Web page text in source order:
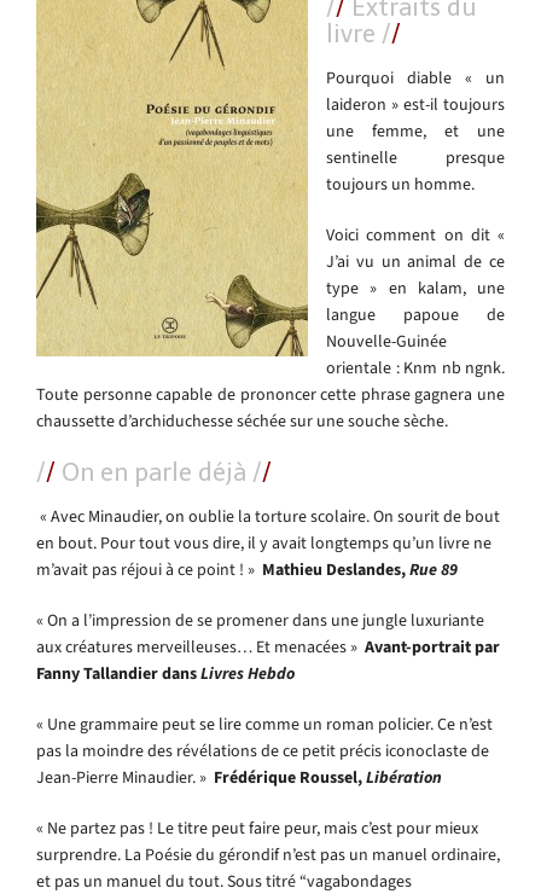
// Extraits du
livre //
Pourquoi diable « un
laideron » est-il toujours
une femme, et une
sentinelle presque
toujours un homme.
Voici comment on dit «
J’ai vu un animal de ce
type » en kalam, une
langue papoue de
Nouvelle-Guinée
orientale : Knm nb ngnk.
Toute personne capable de prononcer cette phrase gagnera une
chaussette d’archiduchesse séchée sur une souche sèche.
// On en parle déjà //
« Avec Minaudier, on oublie la torture scolaire. On sourit de bout
en bout. Pour tout vous dire, il y avait longtemps qu’un livre ne
m’avait pas réjoui à ce point ! » Mathieu Deslandes,Rue 89
« On a l’impression de se promener dans une jungle luxuriante
aux créatures merveilleuses… Et menacées » Avant-portrait par
Fanny Tallandier dansLivres Hebdo
« Une grammaire peut se lire comme un roman policier. Ce n’est
pas la moindre des révélations de ce petit précis iconoclaste de
Jean-Pierre Minaudier. » Frédérique Roussel,Libération
« Ne partez pas ! Le titre peut faire peur, mais c’est pour mieux
surprendre. La Poésie du gérondif n’est pas un manuel ordinaire,
et pas un manuel du tout. Sous titré “vagabondages